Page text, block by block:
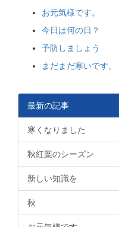
お元気様です。
今日は何の日？
予防しましょう
まだまだ寒いです。
最新の記事
寒くなりました
秋紅葉のシーズン
新しい知識を
秋